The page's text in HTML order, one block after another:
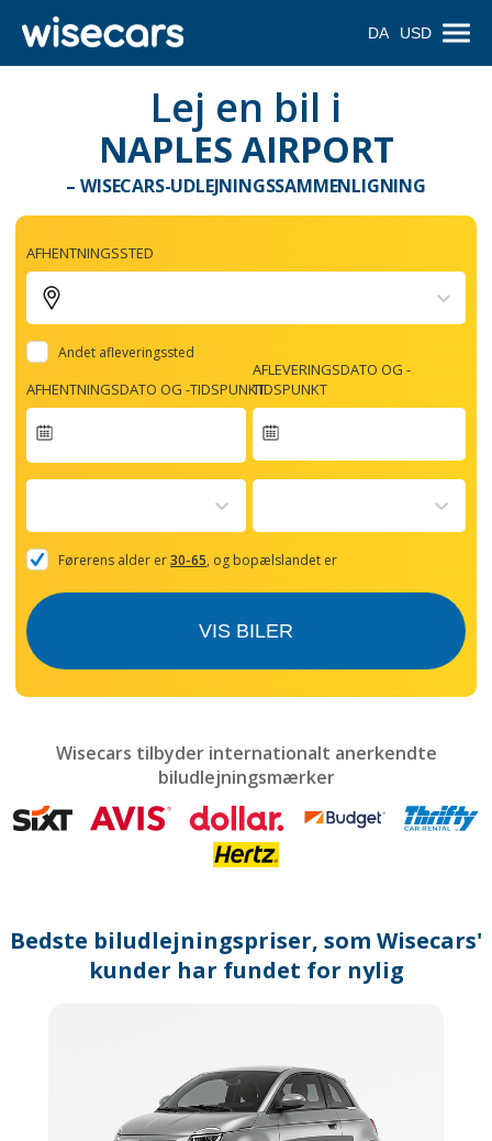
DA USD
Lej en bil i
NAPLES AIRPORT
– WISECARS-UDLEJNINGSSAMMENLIGNING
AFHENTNINGSSTED
Andet afleveringssted
AFHENTNINGSDATO OG -TIDSPUNKT
forward
with
the
and
mark
get
the
dates.
AFLEVERINGSDATO OG -
TIDSPUNKT
Førerens alder er30-65, og bopælslandet er
VIS BILER
Wisecars tilbyder internationalt anerkendte
biludlejningsmærker
Bedste biludlejningspriser, som Wisecars'
kunder har fundet for nylig